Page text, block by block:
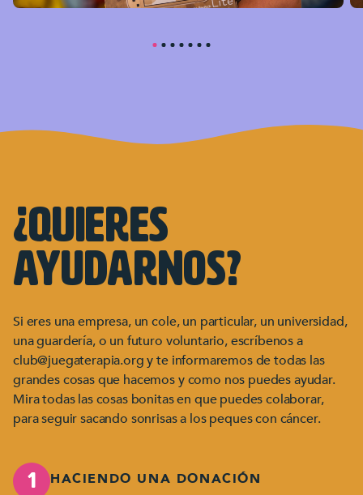
¿Quieres
ayudarnos?
Si eres una empresa, un cole, un particular, un universidad,
una guardería, o un futuro voluntario, escríbenos a
club@juegaterapia.org y te informaremos de todas las
grandes cosas que hacemos y como nos puedes ayudar.
Mira todas las cosas bonitas en que puedes colaborar,
para seguir sacando sonrisas a los peques con cáncer.
1 HACIENDO UNA DONACIÓN